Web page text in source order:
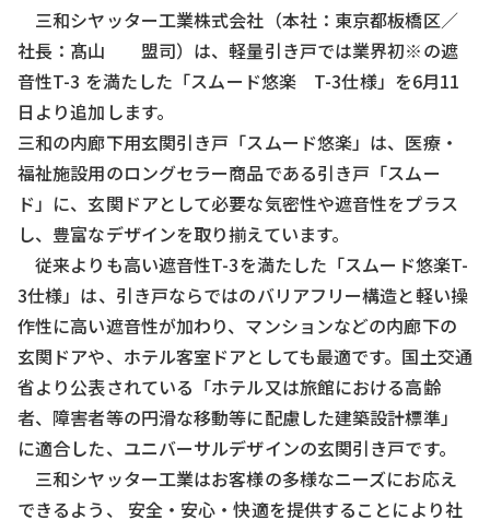
三和シヤッター工業株式会社（本社：東京都板橋区／
社長：髙山 盟司）は、軽量引き戸では業界初※の遮
音性T-3 を満たした「スムード悠楽 T-3仕様」を6月11
日より追加します。
三和の内廊下用玄関引き戸「スムード悠楽」は、医療・
福祉施設用のロングセラー商品である引き戸「スムー
ド」に、玄関ドアとして必要な気密性や遮音性をプラス
し、豊富なデザインを取り揃えています。
従来よりも高い遮音性T-3を満たした「スムード悠楽T-
3仕様」は、引き戸ならではのバリアフリー構造と軽い操
作性に高い遮音性が加わり、マンションなどの内廊下の
玄関ドアや、ホテル客室ドアとしても最適です。国土交通
省より公表されている「ホテル又は旅館における高齢
者、障害者等の円滑な移動等に配慮した建築設計標準」
に適合した、ユニバーサルデザインの玄関引き戸です。
三和シヤッター工業はお客様の多様なニーズにお応え
できるよう、 安全・安心・快適を提供することにより社